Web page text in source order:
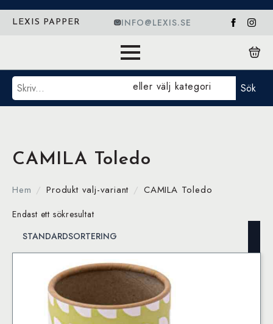
LEXIS PAPPER INFO@LEXIS.SE
Sök eller välj kategori Sök
CAMILA Toledo
Hem Produkt valj-variant CAMILA Toledo
Endast ett sökresultat